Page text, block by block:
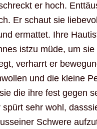
er hoch.
Er schaut sie
ermattet. Ihre
istzu müde, um
verharrt er
und die kleine
die ihre fest gegen
sehr wohl,
Schwere